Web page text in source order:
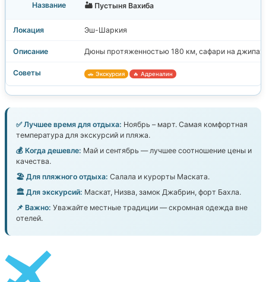
🏜️ Пустыня Вахиба
Эш-Шаркия
Дюны протяженностью 180 км, сафари на джипах.
🚗 Экскурсия 🔥 Адреналин
✅ Лучшее время для отдыха: Ноябрь – март. Самая комфортная
температура для экскурсий и пляжа.
💰 Когда дешевле: Май и сентябрь — лучшее соотношение цены и
качества.
🏖️ Для пляжного отдыха: Салала и курорты Маската.
🏛️ Для экскурсий: Маскат, Низва, замок Джабрин, форт Бахла.
📌 Важно: Уважайте местные традиции — скромная одежда вне
отелей.